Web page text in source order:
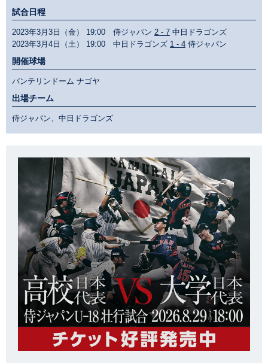
試合日程
2023年3月3日（金） 19:00 侍ジャパン 2 - 7 中日ドラゴンズ
2023年3月4日（土） 19:00 中日ドラゴンズ 1 - 4 侍ジャパン
開催球場
バンテリンドーム ナゴヤ
出場チーム
侍ジャパン、中日ドラゴンズ